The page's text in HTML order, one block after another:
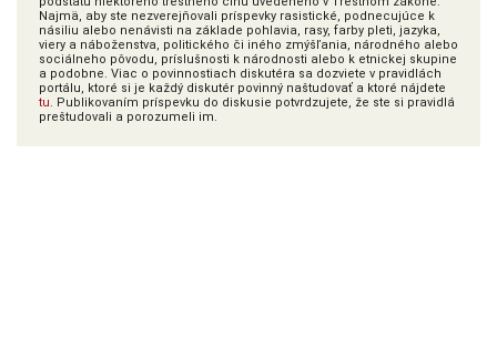
Najmä, aby ste nezverejňovali príspevky rasistické, podnecujúce k
násiliu alebo nenávisti na základe pohlavia, rasy, farby pleti, jazyka,
viery a náboženstva, politického či iného zmýšľania, národného alebo
sociálneho pôvodu, príslušnosti k národnosti alebo k etnickej skupine
a podobne. Viac o povinnostiach diskutéra sa dozviete v pravidlách
portálu, ktoré si je každý diskutér povinný naštudovať a ktoré nájdete
tu. Publikovaním príspevku do diskusie potvrdzujete, že ste si pravidlá
preštudovali a porozumeli im.